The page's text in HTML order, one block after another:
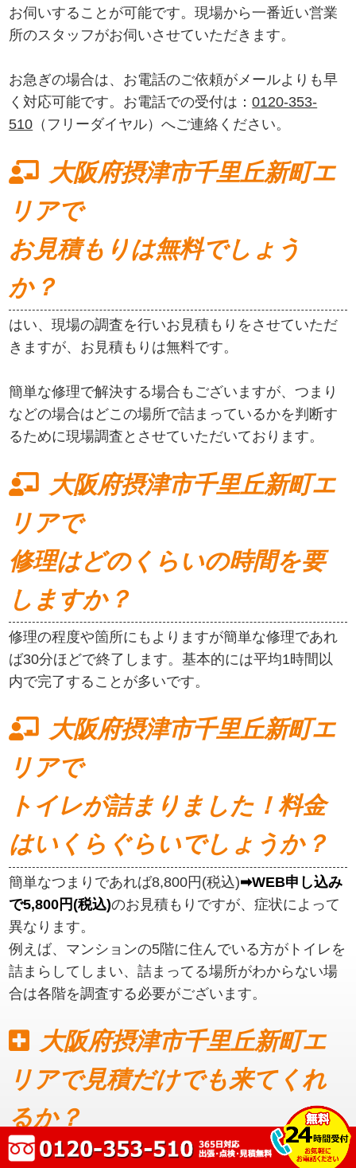
お伺いすることが可能です。現場から一番近い営業
所のスタッフがお伺いさせていただきます。
お急ぎの場合は、お電話のご依頼がメールよりも早
く対応可能です。お電話での受付は：0120-353-
510 （フリーダイヤル）へご連絡ください。
大阪府摂津市千里丘新町エ
リアで
お見積もりは無料でしょう
か？
はい、現場の調査を行いお見積もりをさせていただ
きますが、お見積もりは無料です。
簡単な修理で解決する場合もございますが、つまり
などの場合はどこの場所で詰まっているかを判断す
るために現場調査とさせていただいております。
大阪府摂津市千里丘新町エ
リアで
修理はどのくらいの時間を要
しますか？
修理の程度や箇所にもよりますが簡単な修理であれ
ば30分ほどで終了します。基本的には平均1時間以
内で完了することが多いです。
大阪府摂津市千里丘新町エ
リアで
トイレが詰まりました！料金
はいくらぐらいでしょうか？
簡単なつまりであれば8,800円(税込)➡WEB申し込み
で5,800円(税込)のお見積もりですが、症状によって
異なります。
例えば、マンションの5階に住んでいる方がトイレを
詰まらしてしまい、詰まってる場所がわからない場
合は各階を調査する必要がございます。
大阪府摂津市千里丘新町エ
リアで見積だけでも来てくれ
るか？
見積もりだけでも可能です。